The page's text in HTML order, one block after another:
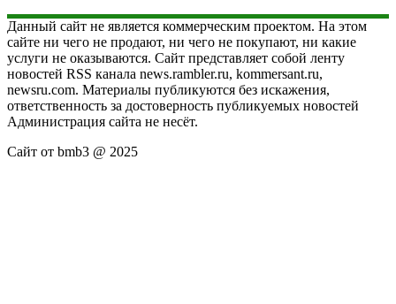
Данный сайт не является коммерческим проектом. На этом
сайте ни чего не продают, ни чего не покупают, ни какие
услуги не оказываются. Сайт представляет собой ленту
новостей RSS канала news.rambler.ru, kommersant.ru,
newsru.com. Материалы публикуются без искажения,
ответственность за достоверность публикуемых новостей
Администрация сайта не несёт.
Сайт от bmb3 @ 2025